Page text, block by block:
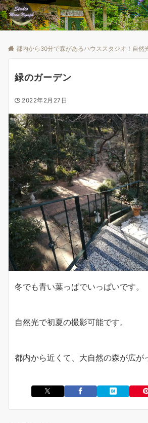
都内から30分で森があるハウススタジオ！自然
緑のガーデン
2022年2月27日
冬でも青い葉っぱでいっぱいです。
自然光で初夏の撮影可能です。
都内から近くて、大自然の森が広が